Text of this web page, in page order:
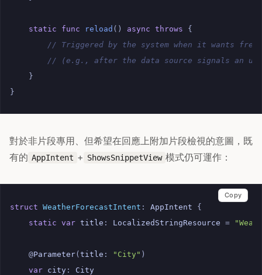
static func reload () async throws
{
// Triggered by the system when it wants
// (e.g., after the data source signals an
}
}
對於非片段專用、但希望在回應上附加片段檢視的意圖，既
有的 AppIntent + ShowsSnippetView 模式仍可運作：
struct WeatherForecastIntent : AppIntent
{
static var title : LocalizedStringResource =
@Parameter(title : "City" )
var city : City
Copy